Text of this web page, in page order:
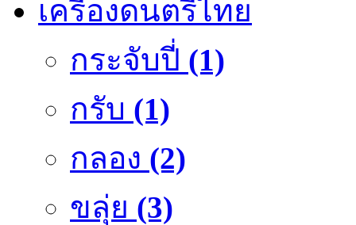
เครื่องดนตรีไทย
กระจับปี่ (1)
กรับ (1)
กลอง (2)
ขลุ่ย (3)